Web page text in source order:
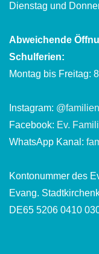
Dienstag und
Abweichende
Schulferien:
Montag bis Freitag:
Instagram:
Facebook: Ev.
WhatsApp Kanal:
Kontonummer des
Evang.
DE65 5206 0410